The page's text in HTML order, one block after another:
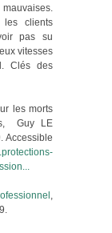
les clients
pas su
vitesses
Clés des
les morts
Guy LE
Accessible
,